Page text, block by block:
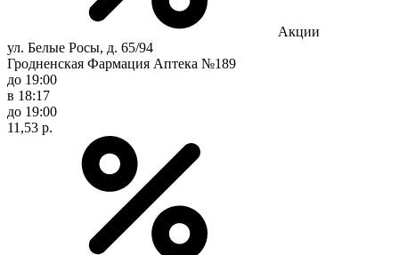
Акции
ул. Белые Росы, д. 65/94
Гродненская Фармация Аптека №189
до 19:00
в 18:17
до 19:00
11,53 р.